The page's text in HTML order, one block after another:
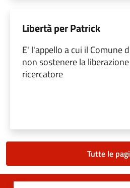
Libertà per Patrick
E' l'appello a cui il Comune
non sostenere la
ricercatore
Tutte le